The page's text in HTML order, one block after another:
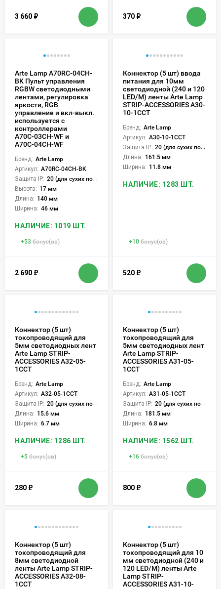
3 660 ₽ 370 ₽
Arte Lamp A70RC-04CH-
BK Пульт управления
RGBW светодиодными
лентами, регулировка
яркости, RGB
управление и вкл-выкл.
используется с
контроллерами
A70С-03CH-WF и
A70С-04CH-WF
Бренд: Arte Lamp
Артикул: A70RC-04CH-BK
Защита IP: 20 (для сухих пом.)
Высота: 17 мм
Длина: 140 мм
Ширина: 46 мм
НАЛИЧИЕ: 1019 ШТ.
+53 бонус(ов)
2 690 ₽
Коннектор (5 шт) ввода
питания для 10мм
светодиодной (240 и 120
LED/M) ленты Arte Lamp
STRIP-ACCESSORIES A30-
10-1CCT
Бренд: Arte Lamp
Артикул: A30-10-1CCT
Защита IP: 20 (для сухих пом.)
Длина: 161.5 мм
Ширина: 11.8 мм
НАЛИЧИЕ: 1283 ШТ.
+10 бонус(ов)
520 ₽
Коннектор (5 шт)
токопроводящий для
5мм светодиодных лент
Arte Lamp STRIP-
ACCESSORIES A32-05-
1CCT
Бренд: Arte Lamp
Артикул: A32-05-1CCT
Защита IP: 20 (для сухих пом.)
Длина: 15.6 мм
Ширина: 6.7 мм
НАЛИЧИЕ: 1286 ШТ.
+5 бонус(ов)
280 ₽
Коннектор (5 шт)
токопроводящий для
5мм светодиодных лент
Arte Lamp STRIP-
ACCESSORIES A31-05-
1CCT
Бренд: Arte Lamp
Артикул: A31-05-1CCT
Защита IP: 20 (для сухих пом.)
Длина: 181.5 мм
Ширина: 6.8 мм
НАЛИЧИЕ: 1562 ШТ.
+16 бонус(ов)
800 ₽
Коннектор (5 шт)
токопроводящий для
8мм светодиодной
ленты Arte Lamp STRIP-
ACCESSORIES A32-08-
1CCT
Коннектор (5 шт)
токопроводящий для 10
мм светодиодной (240 и
120 LED/M) ленты Arte
Lamp STRIP-
ACCESSORIES A31-10-